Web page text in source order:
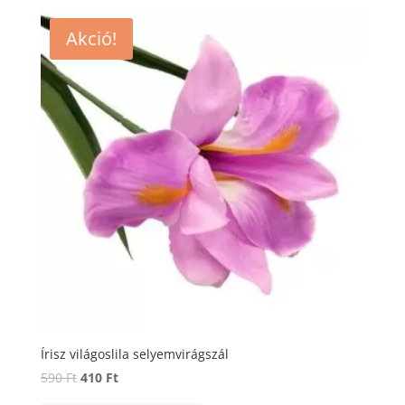
Akció!
Írisz világoslila selyemvirágszál
590Ft Original
410 FtCurrent